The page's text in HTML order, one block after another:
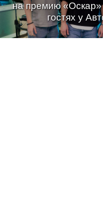
на премию
гостях у